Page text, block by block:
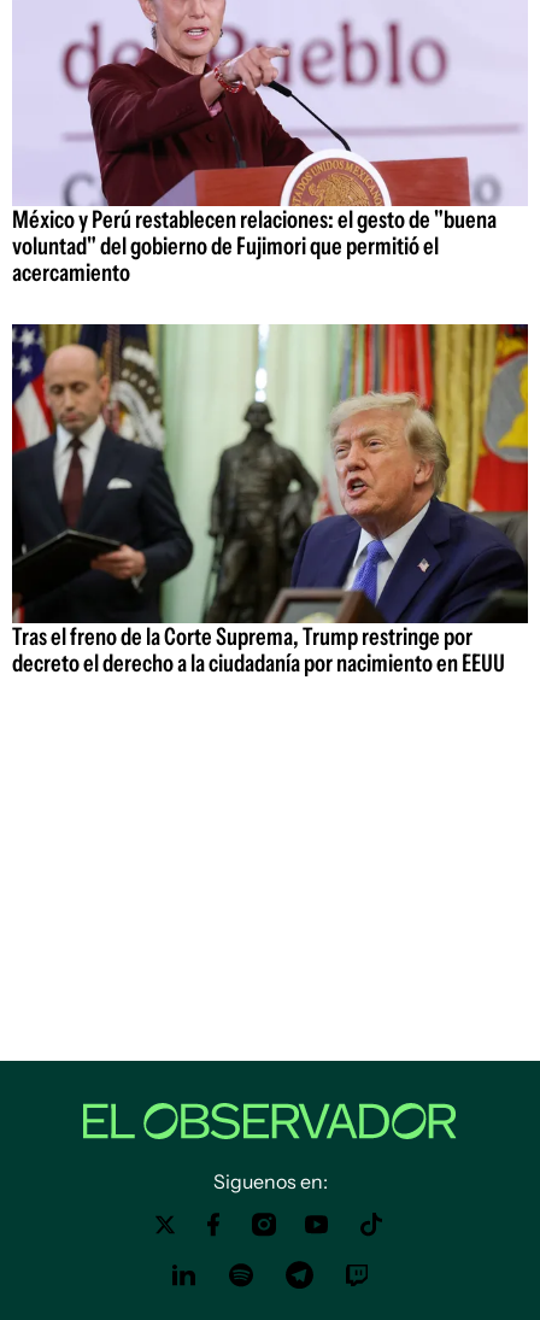
México y Perú restablecen relaciones: el gesto de "buena
voluntad" del gobierno de Fujimori que permitió el
acercamiento
Tras el freno de la Corte Suprema, Trump restringe por
decreto el derecho a la ciudadanía por nacimiento en EEUU
Siguenos en: